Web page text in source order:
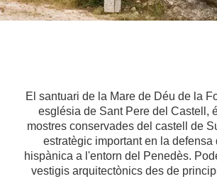
El santuari de la Mare de Déu de la
església de Sant Pere del Castell,
mostres conservades del castell de
estratègic important en la defensa
hispànica a l'entorn del Penedès.
vestigis arquitectònics des de